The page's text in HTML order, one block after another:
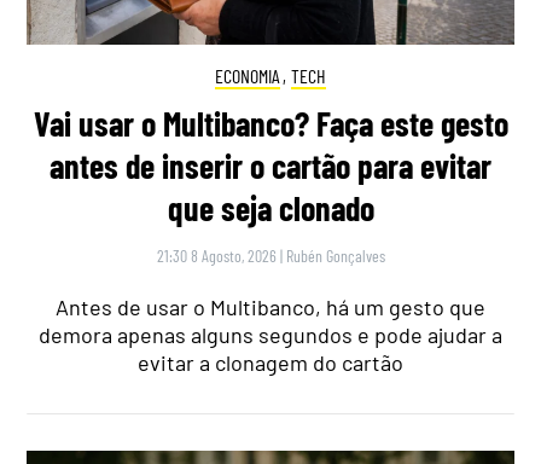
ECONOMIA , TECH
Vai usar o Multibanco? Faça este gesto
antes de inserir o cartão para evitar
que seja clonado
21:30 8 Agosto, 2026 | Rubén Gonçalves
Antes de usar o Multibanco, há um gesto que
demora apenas alguns segundos e pode ajudar a
evitar a clonagem do cartão